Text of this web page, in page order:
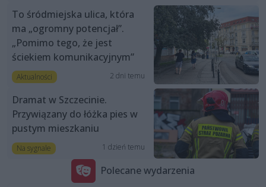
To śródmiejska ulica, która
ma „ogromny potencjał”.
„Pomimo tego, że jest
ściekiem komunikacyjnym”
Aktualności 2 dni temu
Dramat w Szczecinie.
Przywiązany do łóżka pies w
pustym mieszkaniu
Na sygnale 1 dzień temu
Polecane wydarzenia